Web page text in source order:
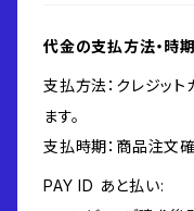
代金の支払方法・時期
支払方法：クレジッ
ます。
支払時期：商品注文
PAY ID あと払い: